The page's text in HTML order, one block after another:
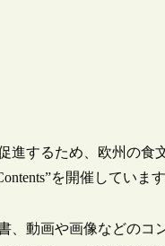
進するため、欧州の食
を開催しています
、動画や画像などの